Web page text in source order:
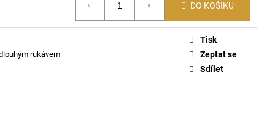
DO KOŠÍKU
rukávem
Tisk
Zeptat se
Sdílet
6116